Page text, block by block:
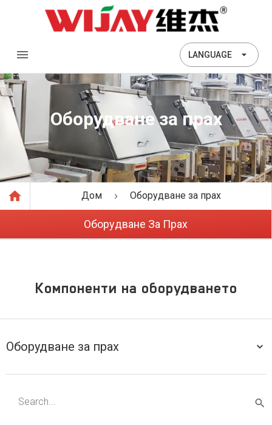
LANGUAGE
Оборудване за прах
Дом Оборудване за прах
Оборудване За Прах
Компоненти на оборудването
Оборудване за прах